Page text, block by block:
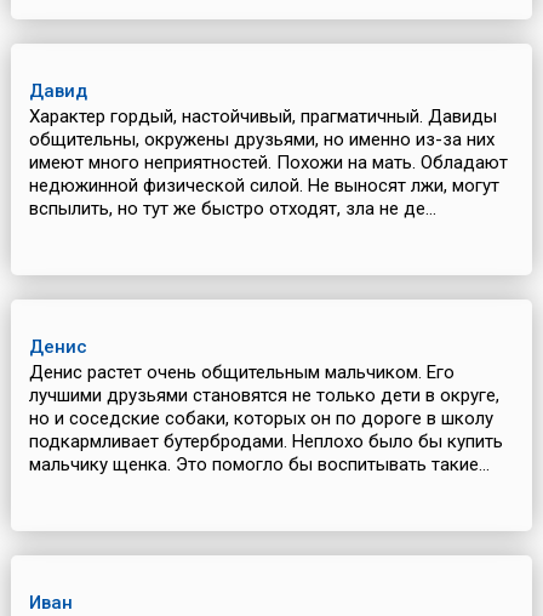
Давид
Характер гордый, настойчивый, прагматичный. Давиды
общительны, окружены друзьями, но именно из-за них
имеют много неприятностей. Похожи на мать. Обладают
недюжинной физической силой. Не выносят лжи, могут
вспылить, но тут же быстро отходят, зла не де...
Денис
Денис растет очень общительным мальчиком. Его
лучшими друзьями становятся не только дети в округе,
но и соседские собаки, которых он по дороге в школу
подкармливает бутербродами. Неплохо было бы купить
мальчику щенка. Это помогло бы воспитывать такие...
Иван